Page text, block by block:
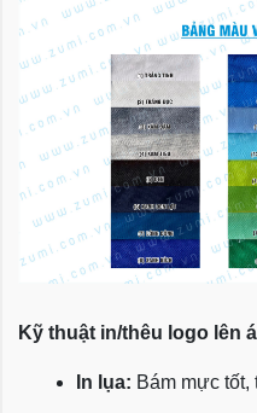
Kỹ thuật in/thêu logo lên
In lụa: Bám mực